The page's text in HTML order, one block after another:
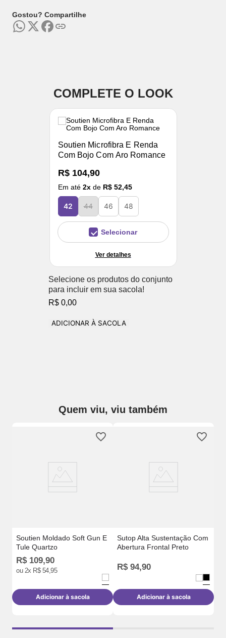
Gostou? Compartilhe
COMPLETE O LOOK
Soutien Microfibra E Renda
Com Bojo Com Aro Romance
R$ 104,90
Em até 2x de R$ 52,45
42 44 46 48
Selecionar
Ver detalhes
Selecione os produtos do conjunto
para incluir em sua sacola!
R$ 0,00
ADICIONAR À SACOLA
Quem viu, viu também
Soutien Moldado Soft Gun E
Tule Quartzo
R$ 109,90
ou 2x R$ 54,95
Adicionar à sacola
Sutop Alta Sustentação Com
Abertura Frontal Preto
R$ 94,90
Adicionar à sacola